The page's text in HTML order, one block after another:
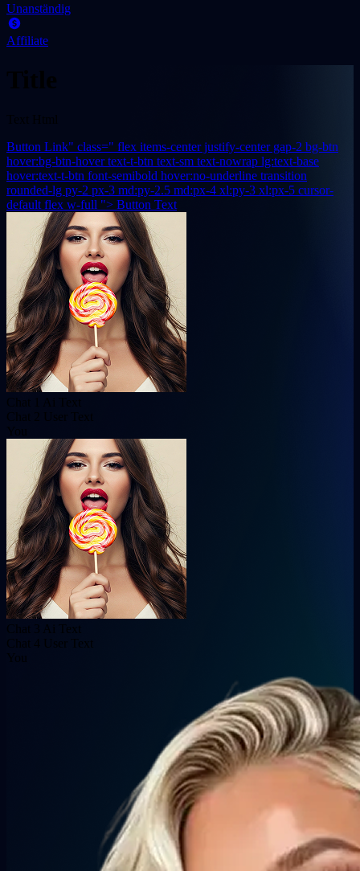
Unanständig
Affiliate
Button Link" class=" flex items-center justify-center gap-2 bg-btn
hover:bg-btn-hover text-t-btn text-sm text-nowrap lg:text-base
hover:text-t-btn font-semibold hover:no-underline transition
rounded-lg py-2 px-3 md:py-2.5 md:px-4 xl:py-3 xl:px-5 cursor-
default flex w-full "> Button Text
Chat 1 Ai Text
Chat 2 User Text
You
Chat 3 Ai Text
Chat 4 User Text
You